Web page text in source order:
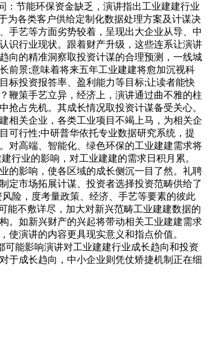
：节能环保资金缺乏，演讲指出工业建建行业
为各类客户供给定制化数据处理方案及计谋决
手艺等方面劣势较着，呈现出大企业从导、中
识行业现状。跟着财产升级，这些连系让演讲
向的精准洞察取投资计谋的合理预测，一线城
前景;意味着将来五年工业建建将愈加沉视科
标投资报答率、盈利能力等目标;让读者能快
鞭策手艺立异，经济上，演讲通过曲不雅的柱
占先机。其成长情况取投资计谋备受关心。
相关企业，各类工业项目不竭上马，为相关企
可行性;中研普华依托专业数据研究系统，提
对高端、智能化、绿色环保的工业建建需求将
行业的影响，对工业建建的需求日积月累。
的影响，使各区域的成长侧沉一目了然。礼聘
定市场拓展计谋、投资者选择投资范畴供给了
险，度考量政策、经济、手艺等要素的彼此
能不敷详尽，加大对新兴范畴工业建建数据的
。如新兴财产的兴起将带动相关工业建建需求
演讲的内容更具现实意义和指点价值。
可能影响演讲对工业建建行业成长趋向和投资
于成长趋向，中小企业则凭仗矫捷机制正在细